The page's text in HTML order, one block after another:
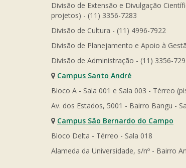
Divisão de Extensão e Divulgação
projetos) - (11) 3356-7283
Divisão de Cultura - (11) 4996-7922
Divisão de Planejamento e Apoio à
Divisão de Administração - (11) 3356-
Campus Santo André
Bloco A - Sala 001 e Sala 003 - Térreo
Av. dos Estados, 5001 - Bairro Bangu -
Campus São Bernardo do Campo
Bloco Delta - Térreo - Sala 018
Alameda da Universidade, s/nº - Bairro